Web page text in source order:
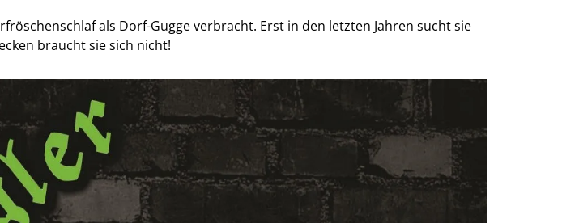
als Dorf-Gugge verbracht. Erst in den letzten Jahren sucht sie
braucht sie sich nicht!